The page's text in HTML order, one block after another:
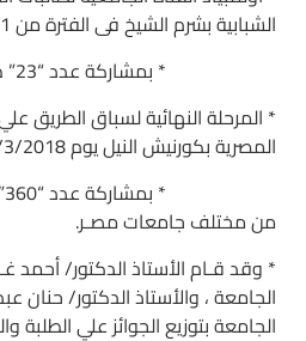
الشبابية بشرم الشيخ فى الفترة من 11-14/2/2018.
* بمشاركة عدد “23” طـالبة.
* المرحلة النهائية لسباق الطريق
المصرية بكورنيش النيل يوم 7/3/2018.
من مختلف جامعات مصـر.
* وقد قـام الأستاذ الدكتور/ أحمد
الجامعة ، والأستاذ الدكتور/ حنان
الجامعة بتوزيع الجوائز علي الطلبة